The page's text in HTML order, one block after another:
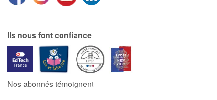
Ils nous font confiance
Nos abonnés témoignent